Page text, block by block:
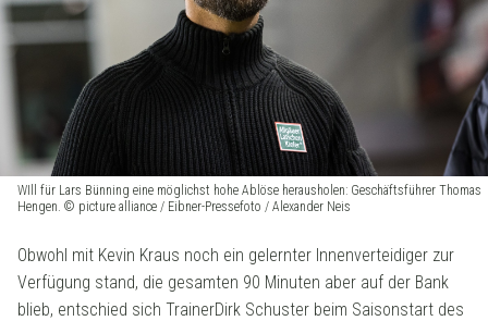
WIll für Lars Bünning eine möglichst hohe Ablöse herausholen: Geschäftsführer Thomas
Hengen. © picture alliance / Eibner-Pressefoto / Alexander Neis
Obwohl mit Kevin Kraus noch ein gelernter Innenverteidiger zur
Verfügung stand, die gesamten 90 Minuten aber auf der Bank
blieb, entschied sich TrainerDirk Schuster beim Saisonstart des